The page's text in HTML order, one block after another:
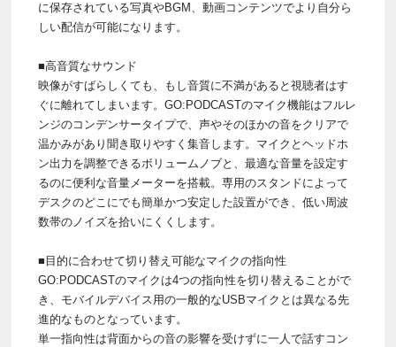
に保存されている写真やBGM、動画コンテンツでより自分ら
しい配信が可能になります。
■高音質なサウンド
映像がすばらしくても、もし音質に不満があると視聴者はす
ぐに離れてしまいます。GO:PODCASTのマイク機能はフルレ
ンジのコンデンサータイプで、声やそのほかの音をクリアで
温かみがあり聞き取りやすく集音します。マイクとヘッドホ
ン出力を調整できるボリュームノブと、最適な音量を設定す
るのに便利な音量メーターを搭載。専用のスタンドによって
デスクのどこにでも簡単かつ安定した設置ができ、低い周波
数帯のノイズを拾いにくくします。
■目的に合わせて切り替え可能なマイクの指向性
GO:PODCASTのマイクは4つの指向性を切り替えることがで
き、モバイルデバイス用の一般的なUSBマイクとは異なる先
進的なものとなっています。
単一指向性は背面からの音の影響を受けずに一人で話すコン